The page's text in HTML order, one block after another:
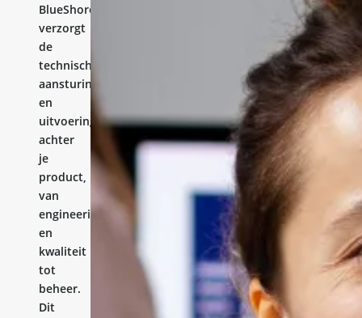
BlueShores
verzorgt
de
technische
aansturing
en
uitvoering
achter
je
product,
van
engineering
en
kwaliteit
tot
beheer.
Dit